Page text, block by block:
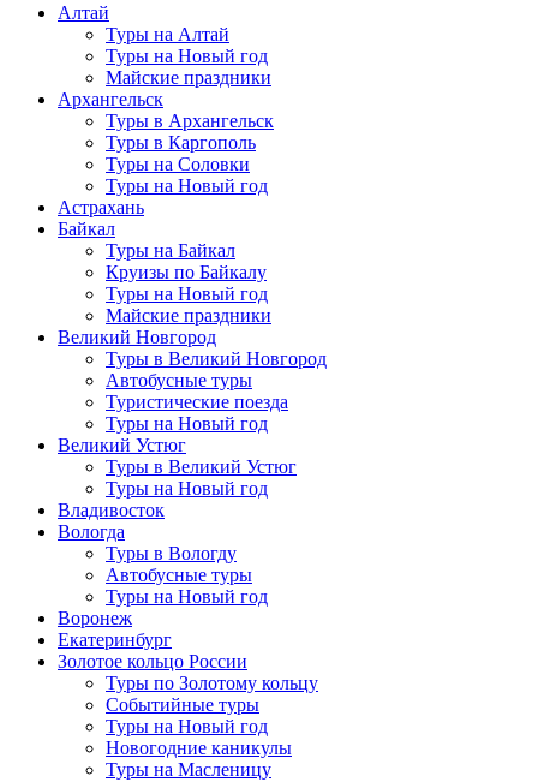
Алтай
Туры на Алтай
Туры на Новый год
Майские праздники
Архангельск
Туры в Архангельск
Туры в Каргополь
Туры на Соловки
Туры на Новый год
Астрахань
Байкал
Туры на Байкал
Круизы по Байкалу
Туры на Новый год
Майские праздники
Великий Новгород
Туры в Великий Новгород
Автобусные туры
Туристические поезда
Туры на Новый год
Великий Устюг
Туры в Великий Устюг
Туры на Новый год
Владивосток
Вологда
Туры в Вологду
Автобусные туры
Туры на Новый год
Воронеж
Екатеринбург
Золотое кольцо России
Туры по Золотому кольцу
Событийные туры
Туры на Новый год
Новогодние каникулы
Туры на Масленицу